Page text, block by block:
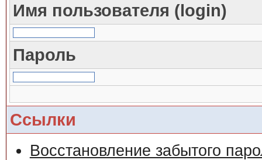
Имя пользователя (login)
Пароль
Ссылки
Восстановление забытого